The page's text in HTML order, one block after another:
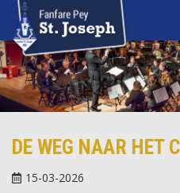
DE WEG NAAR HET
15-03-2026